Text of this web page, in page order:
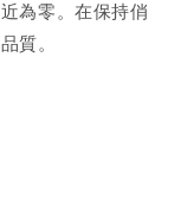
為零。在保持俏
質。